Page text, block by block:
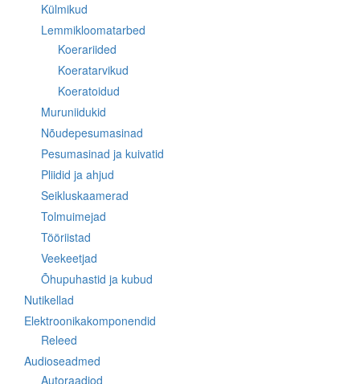
Külmikud
Lemmikloomatarbed
Koerariided
Koeratarvikud
Koeratoidud
Muruniidukid
Nõudepesumasinad
Pesumasinad ja kuivatid
Pliidid ja ahjud
Seikluskaamerad
Tolmuimejad
Tööriistad
Veekeetjad
Õhupuhastid ja kubud
Nutikellad
Elektroonikakomponendid
Releed
Audioseadmed
Autoraadiod